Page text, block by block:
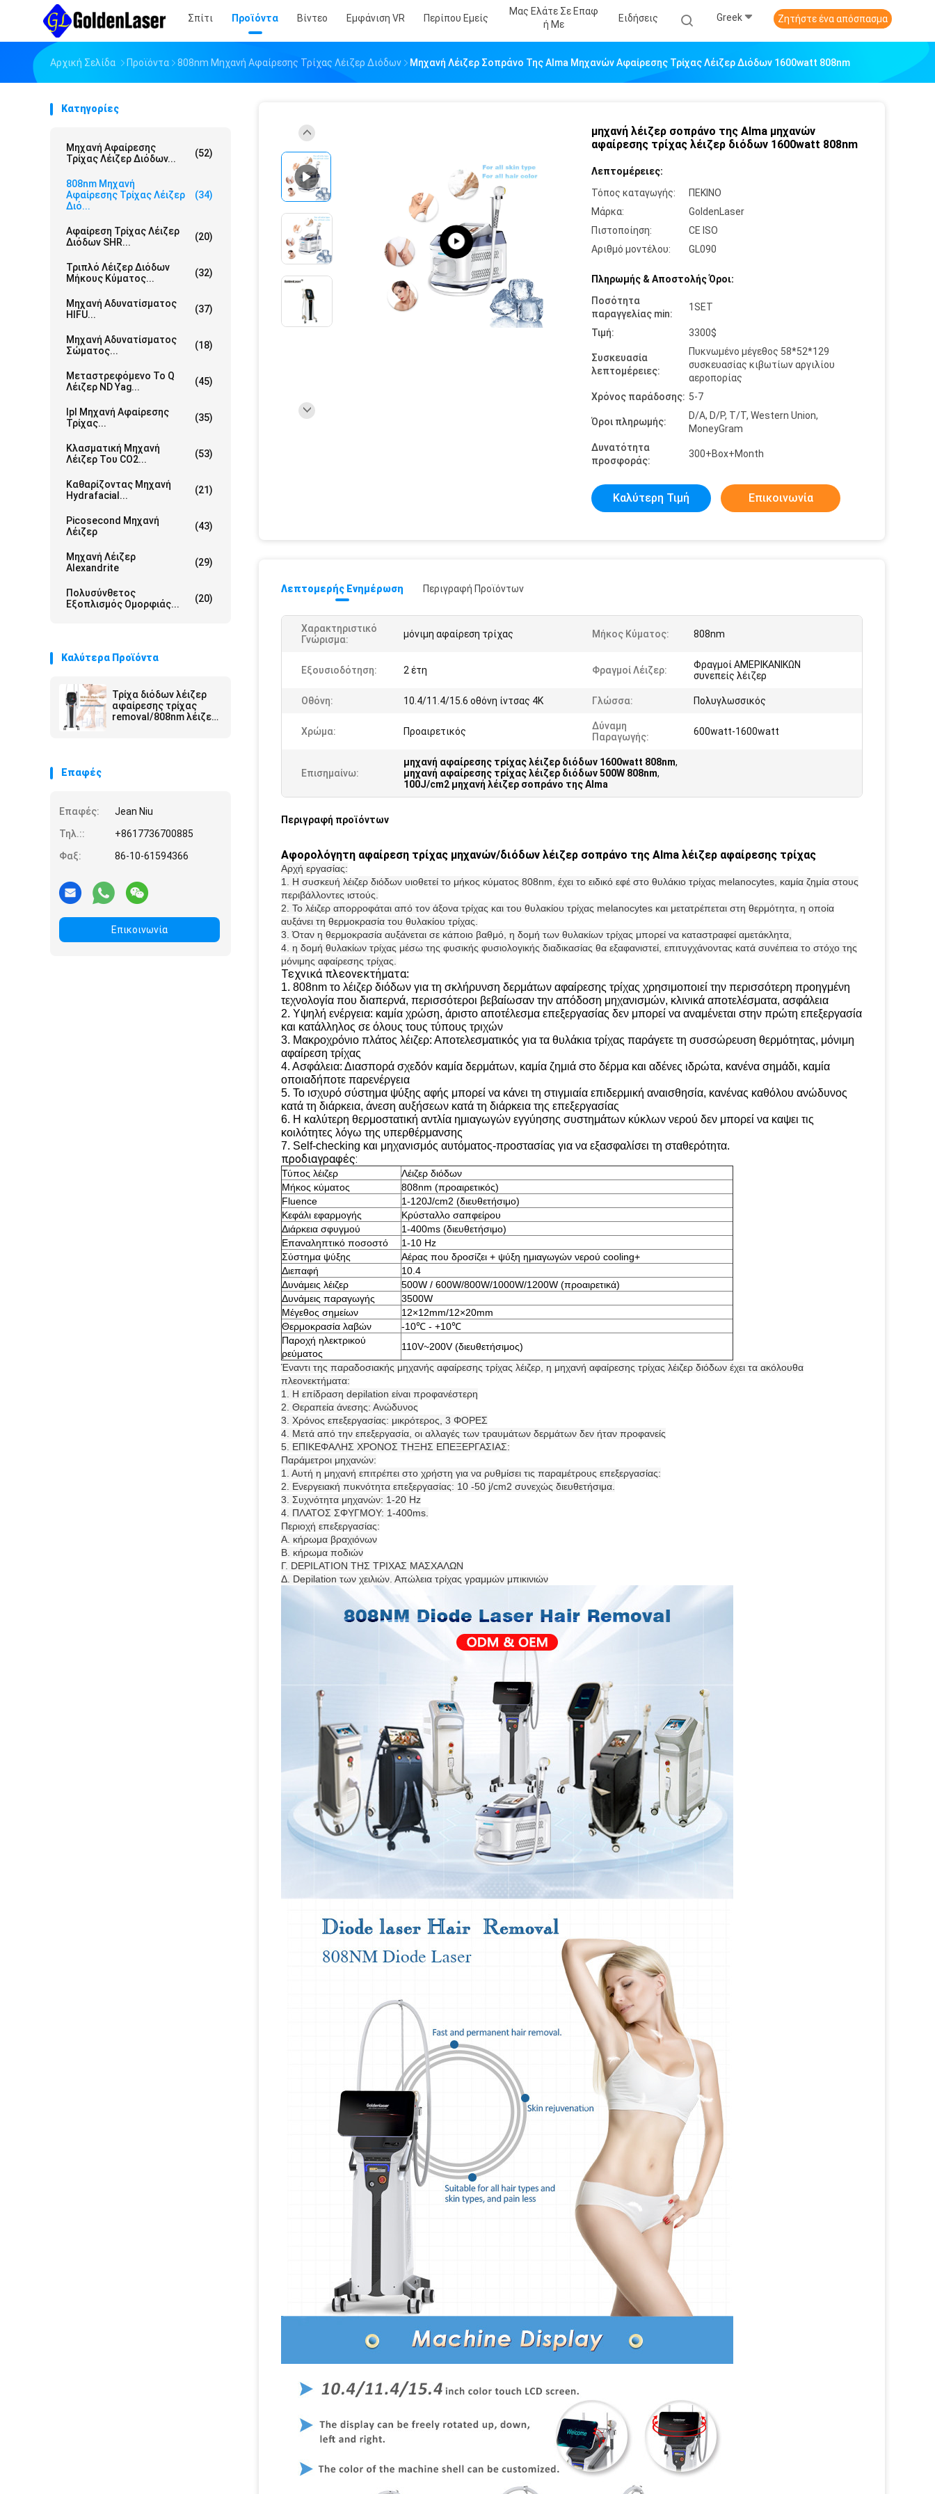
Σπίτι Προϊόντα Βίντεο Εμφάνιση VR Περίπου Εμείς
Μας Ελάτε Σε Επαφ
Ή Με
Ειδήσεις Greek Ζητήστε ένα απόσπασμα
Αρχική Σελίδα Προϊόντα 808nm Μηχανή Αφαίρεσης Τρίχας Λέιζερ Διόδων Μηχανή Λέιζερ Σοπράνο Της Alma Μηχανών Αφαίρεσης Τρίχας Λέιζερ Διόδων 1600watt 808nm
Κατηγορίες
Μηχανή Αφαίρεσης
Τρίχας Λέιζερ Διόδων...
(52)
808nm Μηχανή
Αφαίρεσης Τρίχας Λέιζερ
Διό...
(34)
Αφαίρεση Τρίχας Λέιζερ
Διόδων SHR...
(20)
Τριπλό Λέιζερ Διόδων
Μήκους Κύματος...
(32)
Μηχανή Αδυνατίσματος
HIFU...
(37)
Μηχανή Αδυνατίσματος
Σώματος...
(18)
Μεταστρεφόμενο Το Q
Λέιζερ ND Yag...
(45)
Ipl Μηχανή Αφαίρεσης
Τρίχας...
(35)
Κλασματική Μηχανή
Λέιζερ Του CO2...
(53)
Καθαρίζοντας Μηχανή
Hydrafacial...
(21)
Picosecond Μηχανή
Λέιζερ
(43)
Μηχανή Λέιζερ
Alexandrite
(29)
Πολυσύνθετος
Εξοπλισμός Ομορφιάς...
(20)
Καλύτερα Προϊόντα
Τρίχα διόδων λέιζερ
αφαίρεσης τρίχας
removal/808nm λέιζερ
Επαφές
Επαφές:
Jean Niu
Τηλ.::
+8617736700885
Φαξ:
86-10-61594366
Επικοινωνία
μηχανή λέιζερ σοπράνο της Alma μηχανών
αφαίρεσης τρίχας λέιζερ διόδων 1600watt 808nm
Λεπτομέρειες:
Τόπος καταγωγής:
ΠΕΚΙΝΟ
Μάρκα:
GoldenLaser
Πιστοποίηση:
CE ISO
Αριθμό μοντέλου:
GL090
Πληρωμής & Αποστολής Όροι:
Ποσότητα
παραγγελίας min:
1SET
Τιμή: 3300$
Συσκευασία
λεπτομέρειες:
Πυκνωμένο μέγεθος 58*52*129
συσκευασίας κιβωτίων αργιλίου
αεροπορίας
Χρόνος παράδοσης: 5-7
Όροι πληρωμής:
D/A, D/P, T/T, Western Union,
MoneyGram
Δυνατότητα
προσφοράς:
300+Box+Month
Καλύτερη Τιμή Επικοινωνία
Λεπτομερής Ενημέρωση Περιγραφή Προϊόντων
Χαρακτηριστικό
Γνώρισμα:
μόνιμη αφαίρεση τρίχας Μήκος Κύματος: 808nm
Εξουσιοδότηση: 2 έτη Φραγμοί Λέιζερ:
Φραγμοί ΑΜΕΡΙΚΑΝΙΚΩΝ
συνεπείς λέιζερ
Οθόνη: 10.4/11.4/15.6 οθόνη ίντσας 4K Γλώσσα: Πολυγλωσσικός
Χρώμα: Προαιρετικός
Δύναμη
Παραγωγής:
600watt-1600watt
Επισημαίνω:
μηχανή αφαίρεσης τρίχας λέιζερ διόδων 1600watt 808nm,
μηχανή αφαίρεσης τρίχας λέιζερ διόδων 500W 808nm,
100J/cm2 μηχανή λέιζερ σοπράνο της Alma
Περιγραφή προϊόντων
Αφορολόγητη αφαίρεση τρίχας μηχανών/διόδων λέιζερ σοπράνο της Alma λέιζερ αφαίρεσης τρίχας
Αρχή εργασίας:
1. Η συσκευή λέιζερ διόδων υιοθετεί το μήκος κύματος 808nm, έχει το ειδικό εφέ στο θυλάκιο τρίχας melanocytes, καμία ζημία στους
περιβάλλοντες ιστούς.
2. Το λέιζερ απορροφάται από τον άξονα τρίχας και του θυλακίου τρίχας melanocytes και μετατρέπεται στη θερμότητα, η οποία
αυξάνει τη θερμοκρασία του θυλακίου τρίχας.
3. Όταν η θερμοκρασία αυξάνεται σε κάποιο βαθμό, η δομή των θυλακίων τρίχας μπορεί να καταστραφεί αμετάκλητα,
4. η δομή θυλακίων τρίχας μέσω της φυσικής φυσιολογικής διαδικασίας θα εξαφανιστεί, επιτυγχάνοντας κατά συνέπεια το στόχο της
μόνιμης αφαίρεσης τρίχας.
Τεχνικά πλεονεκτήματα:
1. 808nm το λέιζερ διόδων για τη σκλήρυνση δερμάτων αφαίρεσης τρίχας χρησιμοποιεί την περισσότερη προηγμένη
τεχνολογία που διαπερνά, περισσότεροι βεβαίωσαν την απόδοση μηχανισμών, κλινικά αποτελέσματα, ασφάλεια
2. Υψηλή ενέργεια: καμία χρώση, άριστο αποτέλεσμα επεξεργασίας δεν μπορεί να αναμένεται στην πρώτη επεξεργασία
και κατάλληλος σε όλους τους τύπους τριχών
3. Μακροχρόνιο πλάτος λέιζερ: Αποτελεσματικός για τα θυλάκια τρίχας παράγετε τη συσσώρευση θερμότητας, μόνιμη
αφαίρεση τρίχας
4. Ασφάλεια: Διασπορά σχεδόν καμία δερμάτων, καμία ζημιά στο δέρμα και αδένες ιδρώτα, κανένα σημάδι, καμία
οποιαδήποτε παρενέργεια
5. Το ισχυρό σύστημα ψύξης αφής μπορεί να κάνει τη στιγμιαία επιδερμική αναισθησία, κανένας καθόλου ανώδυνος
κατά τη διάρκεια, άνεση αυξήσεων κατά τη διάρκεια της επεξεργασίας
6. Η καλύτερη θερμοστατική αντλία ημιαγωγών εγγύησης συστημάτων κύκλων νερού δεν μπορεί να καψει τις
κοιλότητες λόγω της υπερθέρμανσης
7. Self-checking και μηχανισμός αυτόματος-προστασίας για να εξασφαλίσει τη σταθερότητα.
προδιαγραφές:
Τύπος λέιζερ
Λέιζερ διόδων
Μήκος κύματος
808nm (προαιρετικός)
Fluence
1-120J/cm2 (διευθετήσιμο)
Κεφάλι εφαρμογής
Κρύσταλλο σαπφείρου
Διάρκεια σφυγμού
1-400ms (διευθετήσιμο)
Επαναληπτικό ποσοστό
1-10 Hz
Σύστημα ψύξης
Αέρας που δροσίζει + ψύξη ημιαγωγών νερού cooling+
Διεπαφή
10.4
Δυνάμεις λέιζερ
500W / 600W/800W/1000W/1200W (προαιρετικά)
Δυνάμεις παραγωγής
3500W
Μέγεθος σημείων
12×12mm/12×20mm
Θερμοκρασία λαβών
-10℃ - +10℃
Παροχή ηλεκτρικού
ρεύματος
110V~200V (διευθετήσιμος)
Έναντι της παραδοσιακής μηχανής αφαίρεσης τρίχας λέιζερ, η μηχανή αφαίρεσης τρίχας λέιζερ διόδων έχει τα ακόλουθα
πλεονεκτήματα:
1. Η επίδραση depilation είναι προφανέστερη
2. Θεραπεία άνεσης: Ανώδυνος
3. Χρόνος επεξεργασίας: μικρότερος, 3 ΦΟΡΕΣ
4. Μετά από την επεξεργασία, οι αλλαγές των τραυμάτων δερμάτων δεν ήταν προφανείς
5. ΕΠΙΚΕΦΑΛΗΣ ΧΡΟΝΟΣ ΤΗΞΗΣ ΕΠΕΞΕΡΓΑΣΙΑΣ:
Παράμετροι μηχανών:
1. Αυτή η μηχανή επιτρέπει στο χρήστη για να ρυθμίσει τις παραμέτρους επεξεργασίας:
2. Ενεργειακή πυκνότητα επεξεργασίας: 10 -50 j/cm2 συνεχώς διευθετήσιμα.
3. Συχνότητα μηχανών: 1-20 Hz
4. ΠΛΑΤΟΣ ΣΦΥΓΜΟΥ: 1-400ms.
Περιοχή επεξεργασίας:
Α. κήρωμα βραχιόνων
Β. κήρωμα ποδιών
Γ. DEPILATION ΤΗΣ ΤΡΙΧΑΣ ΜΑΣΧΑΛΩΝ
Δ. Depilation των χειλιών. Απώλεια τρίχας γραμμών μπικινιών